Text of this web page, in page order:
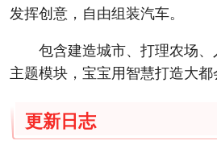
发挥创意，自由组装汽车。
包含建造城市、打理农场
主题模块，宝宝用智慧打造大都
更新日志